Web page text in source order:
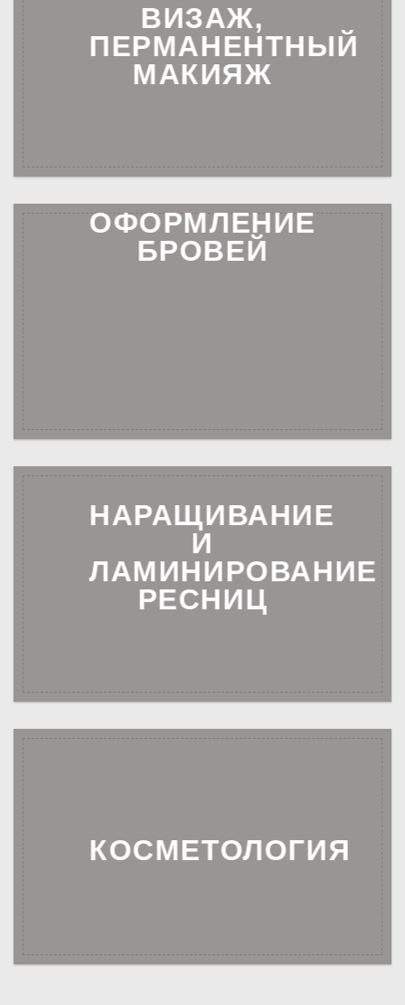
ВИЗАЖ,
ПЕРМАНЕНТНЫЙ
МАКИЯЖ
ОФОРМЛЕНИЕ
БРОВЕЙ
НАРАЩИВАНИЕ
И
ЛАМИНИРОВАНИЕ
РЕСНИЦ
КОСМЕТОЛОГИЯ